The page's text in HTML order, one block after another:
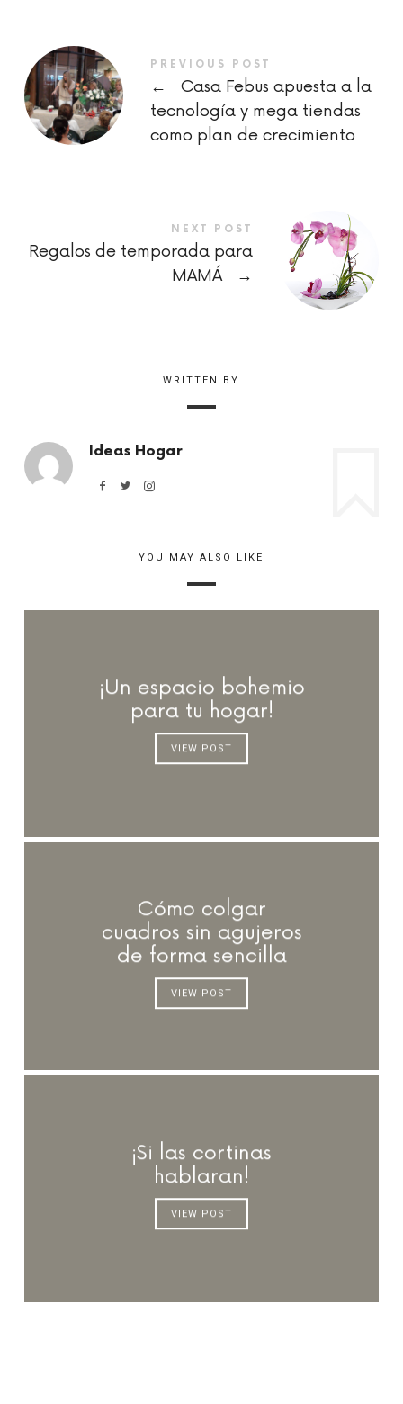
PREVIOUS POST
←
Casa Febus apuesta a la
tecnología y mega tiendas
como plan de crecimiento
NEXT POST
Regalos de temporada para
MAMÁ
→
WRITTEN BY
Ideas Hogar
YOU MAY ALSO LIKE
¡Un espacio bohemio
para tu hogar!
VIEW POST
Cómo colgar
cuadros sin agujeros
de forma sencilla
VIEW POST
¡Si las cortinas
hablaran!
VIEW POST